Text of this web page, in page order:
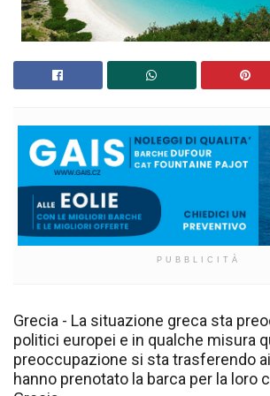
PUBBLICITÀ
Grecia - La situazione greca sta
politici europei e in qualche misura
preoccupazione si sta trasferendo
hanno prenotato la barca per la loro